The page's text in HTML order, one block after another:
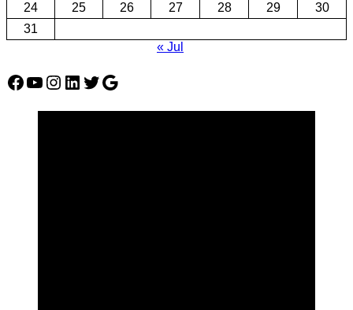
24
25 26 27 28 29
30
31
« Jul
Facebook
YouTube
Instagram
LinkedIn
Twitter
Google